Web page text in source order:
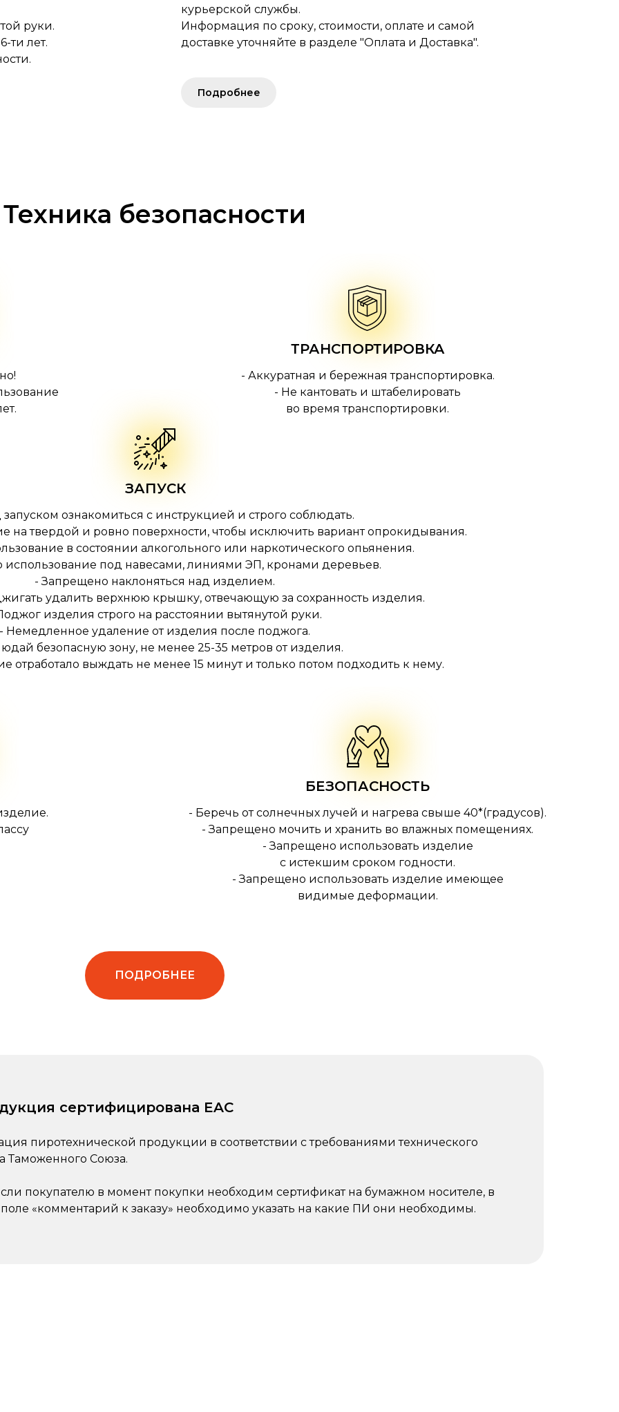
руки.
ти лет.
курьерской службы.
Информация по сроку, стоимости, оплате и самой
доставке уточняйте в разделе "Оплата и Доставка".
Подробнее
БЕЗОПАСНОСТЬ
- Беречь от солнечных лучей и нагрева свыше 40*(градусов).
- Запрещено мочить и хранить во влажных помещениях.
- Запрещено использовать изделие
с истекшим сроком годности.
- Запрещено использовать изделие имеющее
видимые деформации.
ЗАПУСК
ознакомиться с инструкцией и строго соблюдать.
на твердой и ровно поверхности, чтобы исключить вариант опрокидывания.
в состоянии алкогольного или наркотического опьянения.
использование под навесами, линиями ЭП, кронами деревьев.
- Запрещено наклоняться над изделием.
удалить верхнюю крышку, отвечающую за сохранность изделия.
изделия строго на расстоянии вытянутой руки.
- Немедленное удаление от изделия после поджога.
безопасную зону, не менее 25-35 метров от изделия.
отработало выждать не менее 15 минут и только потом подходить к нему.
ТРАНСПОРТИРОВКА
- Аккуратная и бережная транспортировка.
- Не кантовать и штабелировать
во время транспортировки.
ПОДРОБНЕЕ
Техника безопасности
сертифицирована EAC
пиротехнической продукции в соответствии с требованиями технического
Таможенного Союза.
покупателю в момент покупки необходим сертификат на бумажном носителе, в
поле «комментарий к заказу» необходимо указать на какие ПИ они необходимы.